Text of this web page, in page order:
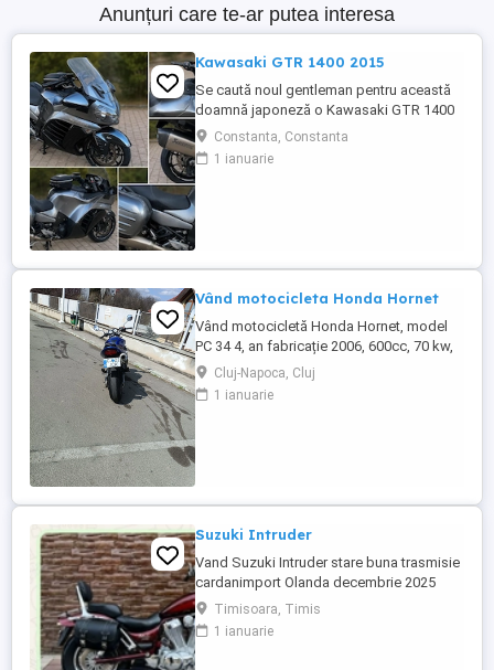
Anunțuri care te-ar putea interesa
Kawasaki GTR 1400 2015
Se caută noul gentleman pentru această
doamnă japoneză o Kawasaki GTR 1400
care încă întoarce priviri și iubește
kilometrii. A fost răsfățată, întreținută la
timp și tratată cu respect. O dau doar
Constanta, Constanta
1 ianuarie
Vând motocicleta Honda Hornet
Vând motocicletă Honda Hornet, model
PC 34 4, an fabricație 2006, 600cc, 70 kw,
98 cp, inspecție tehnică valabilă până în
august 2027 . Preț 1900 euro
Cluj-Napoca, Cluj
1 ianuarie
Suzuki Intruder
Vand Suzuki Intruder stare buna trasmisie
cardanimport Olanda decembrie 2025
inmatriculat RO IN FEBRUARIE Nu raspund
la mesaje.Schimb cu ATV plus sau minus
diferenta
Timisoara, Timis
1 ianuarie